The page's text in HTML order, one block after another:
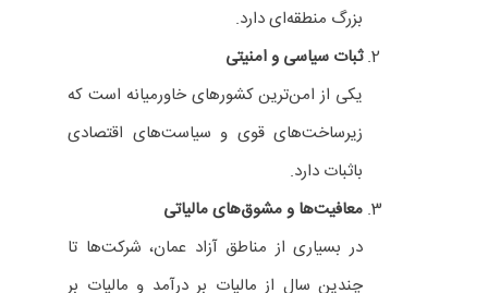
بزرگ منطقه‌ای دارد.
ثبات سیاسی و امنیتی
یکی از امن‌ترین کشورهای خاورمیانه است که
زیرساخت‌های قوی و سیاست‌های اقتصادی
باثبات دارد.
معافیت‌ها و مشوق‌های مالیاتی
در بسیاری از مناطق آزاد عمان، شرکت‌ها تا
چندین سال از مالیات بر درآمد و مالیات بر